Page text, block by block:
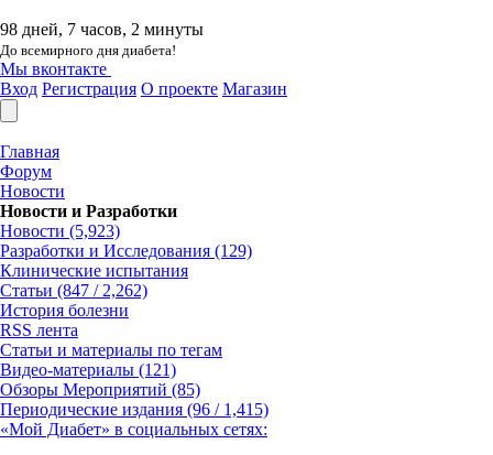
98 дней, 7 часов, 2 минуты
До всемирного дня диабета!
Мы вконтакте
Вход Регистрация О проекте Магазин
Главная
Форум
Новости
Новости и Разработки
Новости (5,923)
Разработки и Исследования (129)
Клинические испытания
Статьи (847 / 2,262)
История болезни
RSS лента
Статьи и материалы по тегам
Видео-материалы (121)
Обзоры Мероприятий (85)
Периодические издания (96 / 1,415)
«Мой Диабет» в социальных сетях: